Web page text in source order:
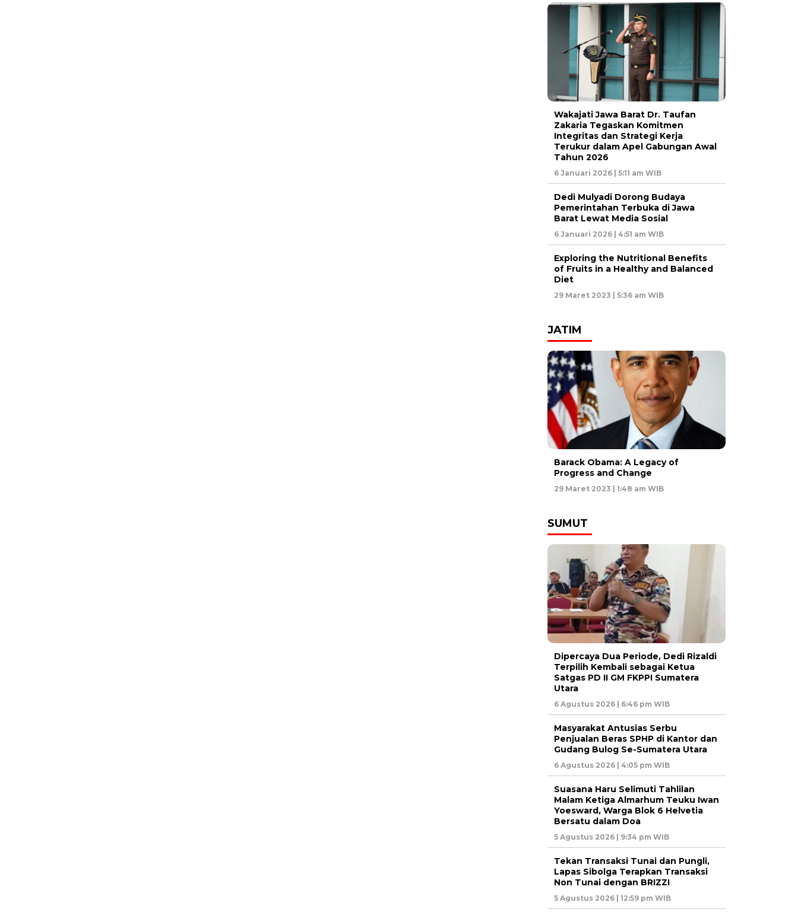
Wakajati Jawa Barat Dr. Taufan
Zakaria Tegaskan Komitmen
Integritas dan Strategi Kerja
Terukur dalam Apel Gabungan Awal
Tahun 2026
6 Januari 2026 | 5:11 am WIB
Dedi Mulyadi Dorong Budaya
Pemerintahan Terbuka di Jawa
Barat Lewat Media Sosial
6 Januari 2026 | 4:51 am WIB
Exploring the Nutritional Benefits
of Fruits in a Healthy and Balanced
Diet
29 Maret 2023 | 5:36 am WIB
JATIM
Barack Obama: A Legacy of
Progress and Change
29 Maret 2023 | 1:48 am WIB
SUMUT
Dipercaya Dua Periode, Dedi Rizaldi
Terpilih Kembali sebagai Ketua
Satgas PD II GM FKPPI Sumatera
Utara
6 Agustus 2026 | 6:46 pm WIB
Masyarakat Antusias Serbu
Penjualan Beras SPHP di Kantor dan
Gudang Bulog Se-Sumatera Utara
6 Agustus 2026 | 4:05 pm WIB
Suasana Haru Selimuti Tahlilan
Malam Ketiga Almarhum Teuku Iwan
Yoesward, Warga Blok 6 Helvetia
Bersatu dalam Doa
5 Agustus 2026 | 9:34 pm WIB
Tekan Transaksi Tunai dan Pungli,
Lapas Sibolga Terapkan Transaksi
Non Tunai dengan BRIZZI
5 Agustus 2026 | 12:59 pm WIB